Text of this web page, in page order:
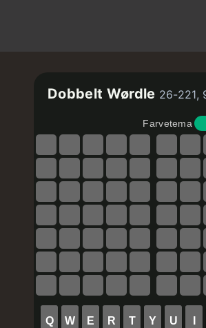
Dobbelt Wørdle 26-221,
Farvetema
Q W E R T Y U